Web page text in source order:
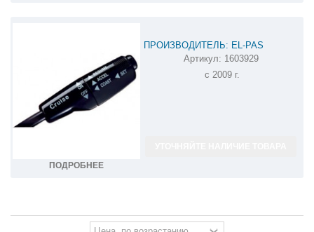
ПОДРОБНЕЕ
ПРОИЗВОДИТЕЛЬ: EL-PAS
КРУИЗ-КОНТРОЛЬ CHEVROLET
CAPTIVA 1603929
Артикул: 1603929
с 2009 г.